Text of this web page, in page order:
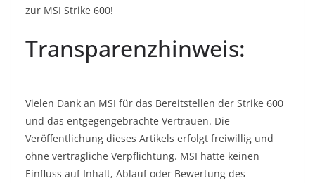
zur MSI Strike 600!
Transparenzhinweis:
Vielen Dank an MSI für das Bereitstellen der Strike 600
und das entgegengebrachte Vertrauen. Die
Veröffentlichung dieses Artikels erfolgt freiwillig und
ohne vertragliche Verpflichtung. MSI hatte keinen
Einfluss auf Inhalt, Ablauf oder Bewertung des